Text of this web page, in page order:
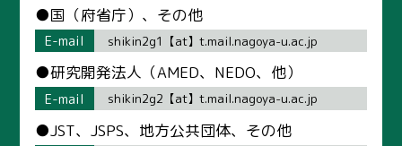
●国（府省庁）、その他
E-mail shikin2g1【at】t.mail.nagoya-u.ac.jp
●研究開発法人（AMED、NEDO、他）
E-mail shikin2g2【at】t.mail.nagoya-u.ac.jp
●JST、JSPS、地方公共団体、その他